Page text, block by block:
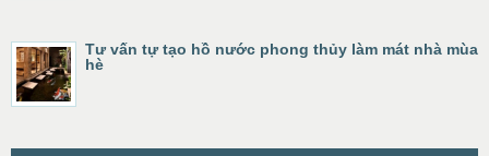
Tư vấn tự tạo hồ nước phong thủy làm mát nhà mùa
hè